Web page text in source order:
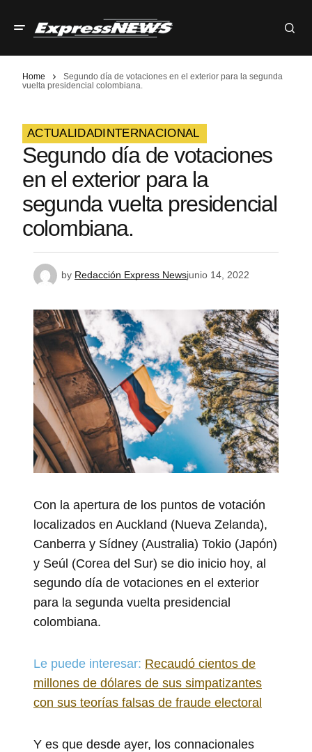
Home
Segundo día de votaciones en el exterior para la segunda
vuelta presidencial colombiana.
ACTUALIDAD INTERNACIONAL
Segundo día de votaciones
en el exterior para la
segunda vuelta presidencial
colombiana.
by Redacción Express Newsjunio 14, 2022
Con la apertura de los puntos de votación
localizados en Auckland (Nueva Zelanda),
Canberra y Sídney (Australia) Tokio (Japón)
y Seúl (Corea del Sur) se dio inicio hoy, al
segundo día de votaciones en el exterior
para la segunda vuelta presidencial
colombiana.
Le puede interesar: Recaudó cientos de
millones de dólares de sus simpatizantes
con sus teorías falsas de fraude electoral
Y es que desde ayer, los connacionales